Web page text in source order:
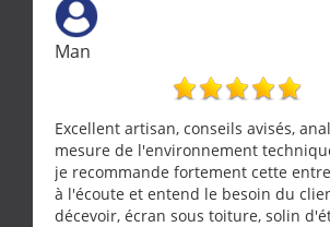
Man
Excellent artisan, conseils avisés,
mesure de l'environnement
je recommande fortement cette
à l'écoute et entend le besoin du
décevoir, écran sous toiture, solin